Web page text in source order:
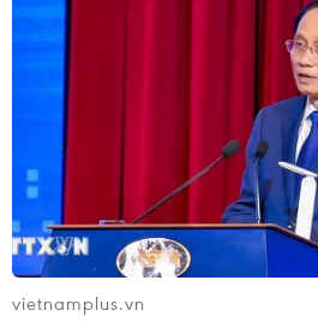
23/03/2023 06:45
Chủ tịch Ngân hàng trung ương
định Ngân hàng Trung ương
cung cấp mọi hỗ trợ cần thiết
thanh khoản giảm mạnh.
vietnamplus.vn